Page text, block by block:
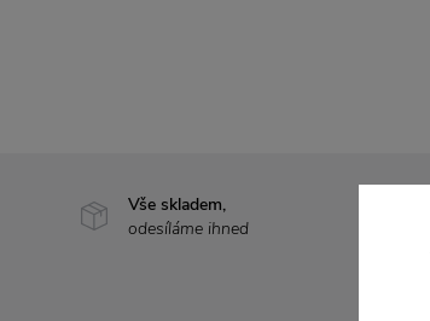
Vše skladem,
odesíláme ihned